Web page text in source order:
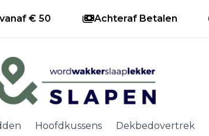
€ 50 Achteraf Betalen
Hoofdkussens Dekbedovertrek